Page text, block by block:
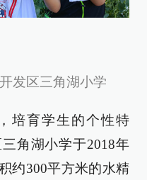
发区三角湖小学
培育学生的个性特
角湖小学于2018年
约300平方米的水精